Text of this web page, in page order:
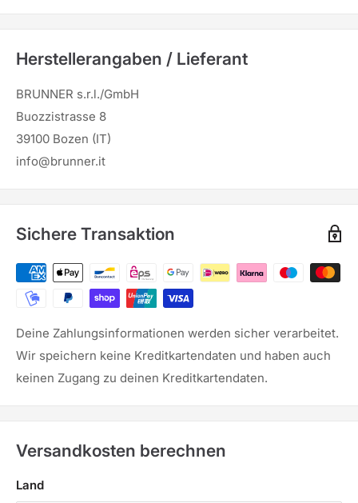
Herstellerangaben / Lieferant
BRUNNER s.r.l./GmbH
Buozzistrasse 8
39100 Bozen (IT)
info@brunner.it
Sichere Transaktion
Deine Zahlungsinformationen werden sicher verarbeitet.
Wir speichern keine Kreditkartendaten und haben auch
keinen Zugang zu deinen Kreditkartendaten.
Versandkosten berechnen
Land